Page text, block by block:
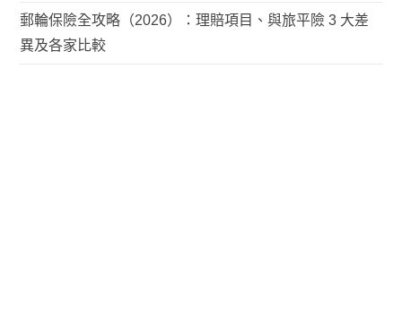
郵輪保險全攻略（2026）：理賠項目、與旅平險 3 大差
異及各家比較